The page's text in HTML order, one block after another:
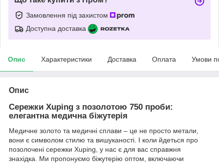
Замовлення під захистом
Доступна доставка
Опис Характеристики Доставка Оплата Умови
Опис
Сережки Xuping з позолотою 750 проби:
елегантна медична біжутерія
Медичне золото та медичні сплави – це не просто метали,
вони є символом стилю та вишуканості. І коли йдеться про
позолочені сережки Xuping, у нас є для вас справжня
знахідка. Ми пропонуємо біжутерію оптом, включаючи